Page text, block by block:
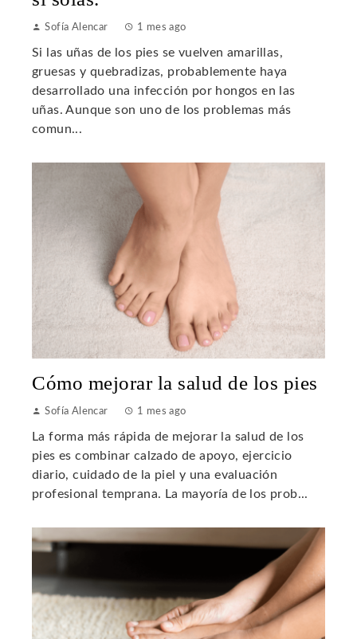
Sofía Alencar 1 mes ago
Si las uñas de los pies se vuelven amarillas,
gruesas y quebradizas, probablemente haya
desarrollado una infección por hongos en las
uñas. Aunque son uno de los problemas más
comun...
Cómo mejorar la salud de los pies
Sofía Alencar 1 mes ago
La forma más rápida de mejorar la salud de los
pies es combinar calzado de apoyo, ejercicio
diario, cuidado de la piel y una evaluación
profesional temprana. La mayoría de los prob...